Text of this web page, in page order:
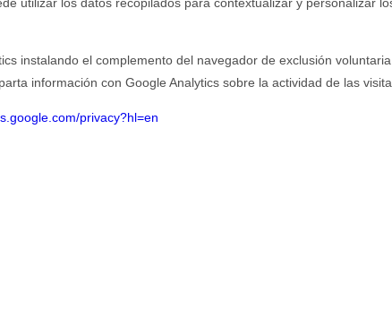
instalando el complemento del navegador de exclusión
información con Google Analytics sobre la actividad de las
privacy?hl=en